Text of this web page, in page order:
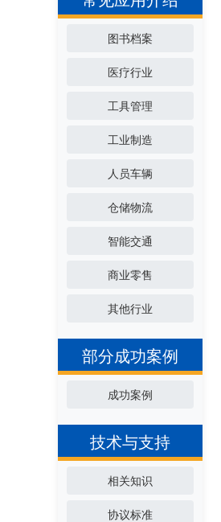
图书档案
医疗行业
工具管理
工业制造
人员车辆
仓储物流
智能交通
商业零售
其他行业
部分成功案例
成功案例
技术与支持
相关知识
协议标准